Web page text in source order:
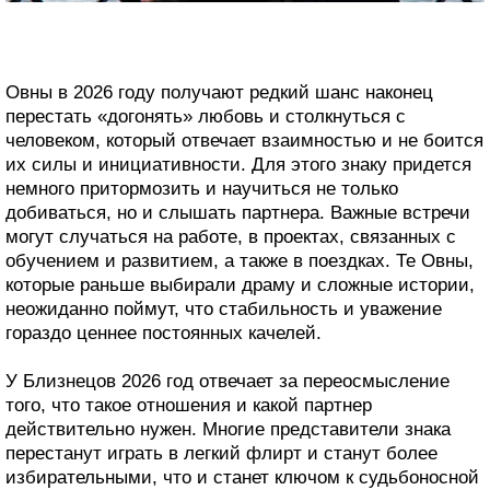
Овны в 2026 году получают редкий шанс наконец
перестать «догонять» любовь и столкнуться с
человеком, который отвечает взаимностью и не боится
их силы и инициативности. Для этого знаку придется
немного притормозить и научиться не только
добиваться, но и слышать партнера. Важные встречи
могут случаться на работе, в проектах, связанных с
обучением и развитием, а также в поездках. Те Овны,
которые раньше выбирали драму и сложные истории,
неожиданно поймут, что стабильность и уважение
гораздо ценнее постоянных качелей.
У Близнецов 2026 год отвечает за переосмысление
того, что такое отношения и какой партнер
действительно нужен. Многие представители знака
перестанут играть в легкий флирт и станут более
избирательными, что и станет ключом к судьбоносной